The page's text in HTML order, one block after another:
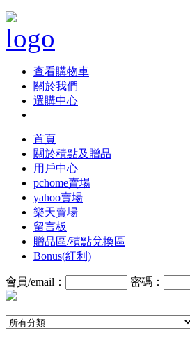
查看購物車
關於我們
選購中心
首頁
關於積點及贈品
用戶中心
pchome賣場
yahoo賣場
樂天賣場
留言板
贈品區/積點兌換區
Bonus(紅利)
會員/email： 密碼：